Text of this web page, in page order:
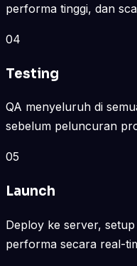
performa tinggi, dan
04
Testing
QA menyeluruh di
sebelum peluncuran
05
Launch
Deploy ke server,
performa secara real-